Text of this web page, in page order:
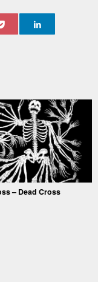
– Dead Cross